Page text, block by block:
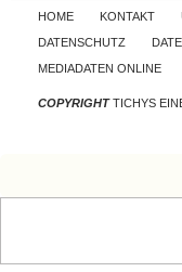
HOME KONTAKT
DATENSCHUTZ
MEDIADATEN ONLINE
COPYRIGHTTICHYS